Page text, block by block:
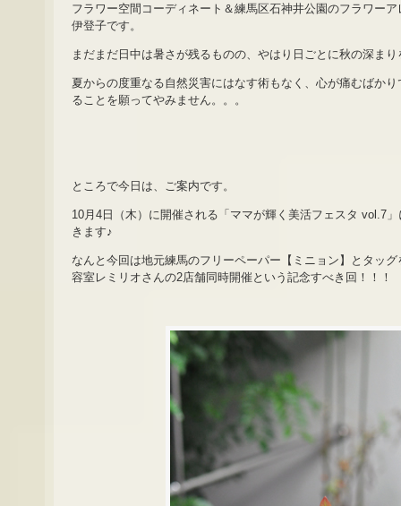
フラワー空間コーディネート＆練馬区石神井公園のフラワー
伊登子です。
まだまだ日中は暑さが残るものの、やはり日ごとに秋の深ま
夏からの度重なる自然災害にはなす術もなく、心が痛むばか
ることを願ってやみません。。。
ところで今日は、ご案内です。
10月4日（木）に開催される「ママが輝く美活フェスタ vol.7
きます♪
なんと今回は地元練馬のフリーペーパー【ミニョン】とタッ
容室レミリオさんの2店舗同時開催という記念すべき回！！！